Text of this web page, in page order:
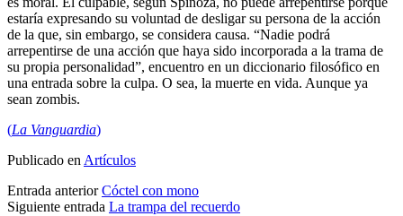
estaría expresando su voluntad de desligar su persona de la acción
de la que, sin embargo, se considera causa. “Nadie podrá
arrepentirse de una acción que haya sido incorporada a la trama de
su propia personalidad”, encuentro en un diccionario filosófico en
una entrada sobre la culpa. O sea, la muerte en vida. Aunque ya
sean zombis.
(La Vanguardia)
Publicado enArtículos
Entrada anterior Cóctel con mono
Siguiente entrada La trampa del recuerdo